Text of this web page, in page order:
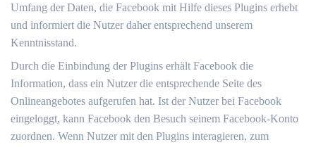
Umfang der Daten, die Facebook mit Hilfe dieses Plugins erhebt
und informiert die Nutzer daher entsprechend unserem
Kenntnisstand.
Durch die Einbindung der Plugins erhält Facebook die
Information, dass ein Nutzer die entsprechende Seite des
Onlineangebotes aufgerufen hat. Ist der Nutzer bei Facebook
eingeloggt, kann Facebook den Besuch seinem Facebook-Konto
zuordnen. Wenn Nutzer mit den Plugins interagieren, zum